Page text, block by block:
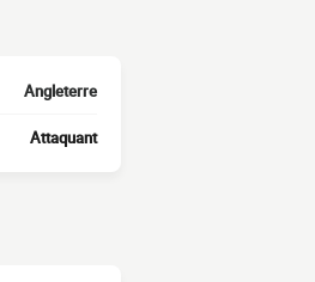
Angleterre
Attaquant